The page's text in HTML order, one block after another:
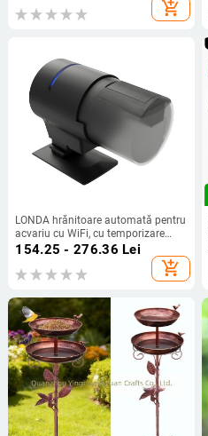
add_shopping_cart
LONDA hrănitoare automată pentru
acvariu cu WiFi, cu temporizare
inteligentă – potrivită pentru koi și
154.25 - 276.36 Lei
add_shopping_cart